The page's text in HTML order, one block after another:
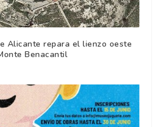
Alicante repara el lienzo oeste
Benacantil